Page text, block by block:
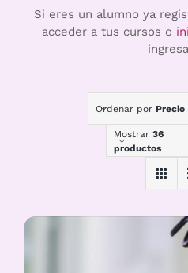
Si eres un alumno ya
acceder a tus cursos o
Ordenar por Precio
Mostrar 36
productos